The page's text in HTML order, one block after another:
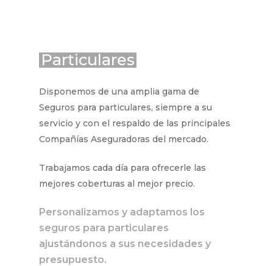
Particulares
Disponemos de una amplia gama de
Seguros para particulares, siempre a su
servicio y con el respaldo de las principales
Compañías Aseguradoras del mercado.
Trabajamos cada día para ofrecerle las
mejores coberturas al mejor precio.
Personalizamos y adaptamos los
seguros para particulares
ajustándonos a sus necesidades y
presupuesto.